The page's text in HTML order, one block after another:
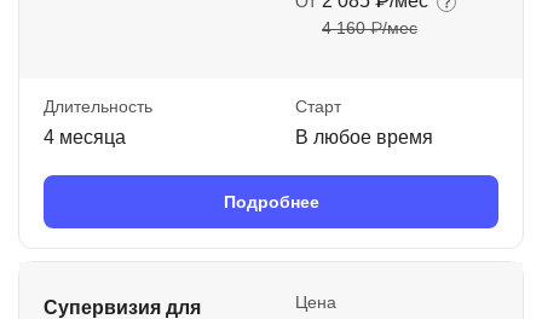
4 160 ₽/мес
Длительность
4 месяца
Старт
В любое время
Подробнее
Супервизия для
Цена